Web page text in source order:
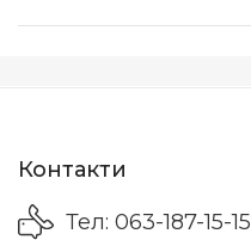
Контакти
Тел: 063-187-15-15